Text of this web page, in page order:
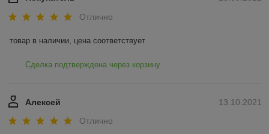
Отлично
товар в наличии, цена соответствует
Сделка подтверждена через корзину
13.10.2021
Алексей
Отлично